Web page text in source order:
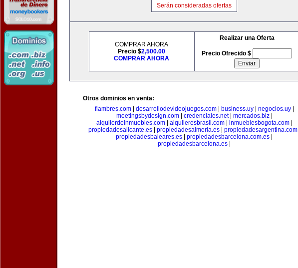
Serán consideradas ofertas
COMPRAR AHORA
Precio $2,500.00
COMPRAR AHORA
Realizar una Oferta
Precio Ofrecido $
Otros dominios en venta:
fiambres.com| desarrollodevideojuegos.com| business.uy| negocios.uy|
meetingsbydesign.com| credenciales.net| mercados.biz|
alquilerdeinmuebles.com| alquileresbrasil.com| inmueblesbogota.com|
propiedadesalicante.es| propiedadesalmeria.es| propiedadesargentina.com|
propiedadesbaleares.es
propiedadesbarcelona.com.es
propiedadesbarcelona.es